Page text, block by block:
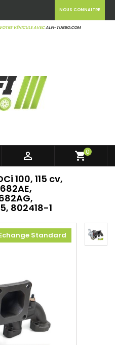
VÉHICULE AVECALFI-TURBO.COM
NOUS CONNAITRE
 shopping_cart0
100, 115 cv,
802418-1
Standard